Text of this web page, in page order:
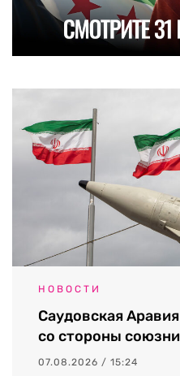
НОВОСТИ
Саудовская
со стороны
07.08.2026 / 15:24